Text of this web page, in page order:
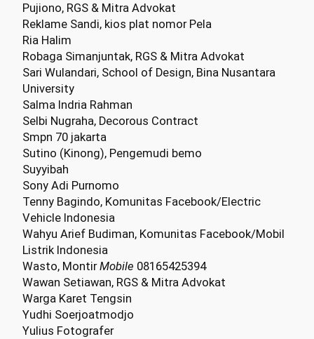
Pujiono, RGS & Mitra Advokat
Reklame Sandi, kios plat nomor Pela
Ria Halim
Robaga Simanjuntak, RGS & Mitra Advokat
Sari Wulandari, School of Design, Bina Nusantara
University
Salma Indria Rahman
Selbi Nugraha, Decorous Contract
Smpn 70 jakarta
Sutino (Kinong), Pengemudi bemo
Suyyibah
Sony Adi Purnomo
Tenny Bagindo, Komunitas Facebook/Electric
Vehicle Indonesia
Wahyu Arief Budiman, Komunitas Facebook/Mobil
Listrik Indonesia
Wasto, MontirMobile 08165425394
Wawan Setiawan, RGS & Mitra Advokat
Warga Karet Tengsin
Yudhi Soerjoatmodjo
Yulius Fotografer